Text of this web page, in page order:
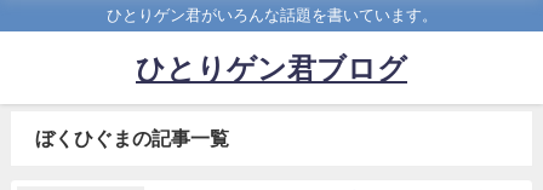
ひとりゲン君がいろんな話題を書いています。
ひとりゲン君ブログ
ぼくひぐまの記事一覧